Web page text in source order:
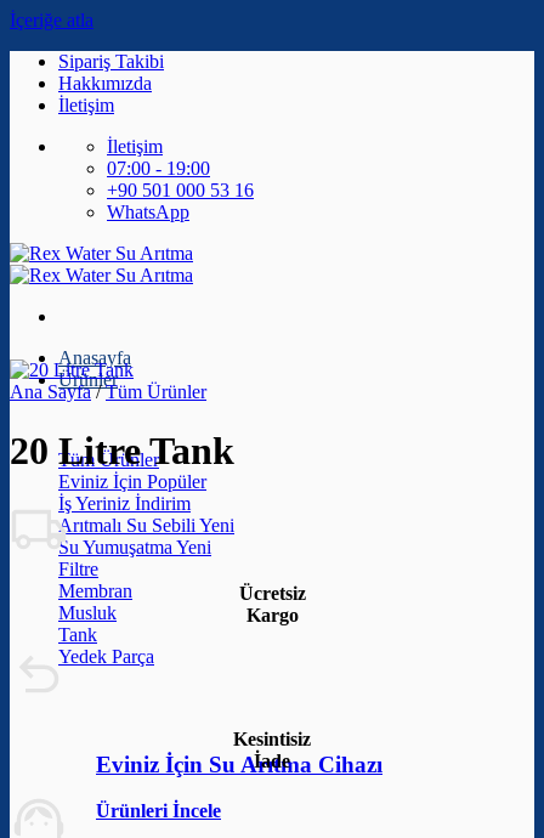
İçeriğe atla
Sipariş Takibi
Hakkımızda
İletişim
İletişim
07:00 - 19:00
+90 501 000 53 16
WhatsApp
Anasayfa
Ürünler
Tüm Ürünler
Eviniz İçin
İş Yeriniz
Arıtmalı Su Sebili
Su Yumuşatma
Filtre
Membran
Musluk
Tank
Yedek Parça
Eviniz İçin Su Arıtma Cihazı
Ürünleri İncele
Ana Sayfa / Tüm Ürünler
20 Litre Tank
Ücretsiz
Kargo
Kesintisiz
İade